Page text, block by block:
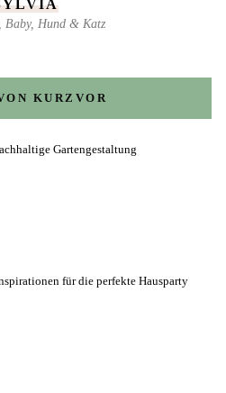
Baby, Hund & Katz
KURZVOR
Gartengestaltung
für die perfekte Hausparty